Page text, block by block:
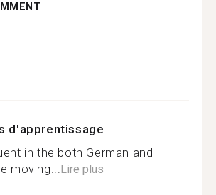
d'apprentissage
in the both German and
moving...Lire plus